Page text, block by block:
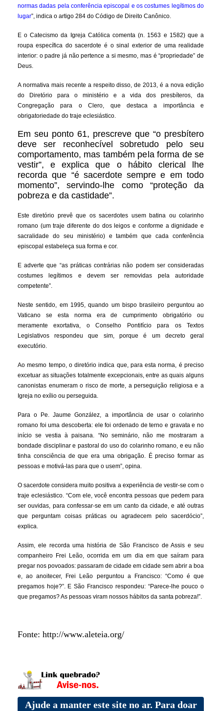
normas dadas pela conferência episcopal e os costumes legítimos do
lugar”, indica o artigo 284 do Código de Direito Canônico.
E o Catecismo da Igreja Católica comenta (n. 1563 e 1582) que a
roupa específica do sacerdote é o sinal exterior de uma realidade
interior: o padre já não pertence a si mesmo, mas é “propriedade” de
Deus.
A normativa mais recente a respeito disso, de 2013, é a nova edição
do Diretório para o ministério e a vida dos presbíteros, da
Congregação para o Clero, que destaca a importância e
obrigatoriedade do traje eclesiástico.
Em seu ponto 61, prescreve que “o presbítero
deve ser reconhecível sobretudo pelo seu
comportamento, mas também pela forma de se
vestir”, e explica que o hábito clerical lhe
recorda que “é sacerdote sempre e em todo
momento”, servindo-lhe como “proteção da
pobreza e da castidade”.
Este diretório prevê que os sacerdotes usem batina ou colarinho
romano (um traje diferente do dos leigos e conforme a dignidade e
sacralidade do seu ministério) e também que cada conferência
episcopal estabeleça sua forma e cor.
E adverte que “as práticas contrárias não podem ser consideradas
costumes legítimos e devem ser removidas pela autoridade
competente”.
Neste sentido, em 1995, quando um bispo brasileiro perguntou ao
Vaticano se esta norma era de cumprimento obrigatório ou
meramente exortativa, o Conselho Pontifício para os Textos
Legislativos respondeu que sim, porque é um decreto geral
executório.
Ao mesmo tempo, o diretório indica que, para esta norma, é preciso
excetuar as situações totalmente excepcionais, entre as quais alguns
canonistas enumeram o risco de morte, a perseguição religiosa e a
Igreja no exílio ou perseguida.
Para o Pe. Jaume González, a importância de usar o colarinho
romano foi uma descoberta: ele foi ordenado de terno e gravata e no
início se vestia à paisana. “No seminário, não me mostraram a
bondade disciplinar e pastoral do uso do colarinho romano, e eu não
tinha consciência de que era uma obrigação. É preciso formar as
pessoas e motivá-las para que o usem”, opina.
O sacerdote considera muito positiva a experiência de vestir-se com o
traje eclesiástico. “Com ele, você encontra pessoas que pedem para
ser ouvidas, para confessar-se em um canto da cidade, e até outras
que perguntam coisas práticas ou agradecem pelo sacerdócio”,
explica.
Assim, ele recorda uma história de São Francisco de Assis e seu
companheiro Frei Leão, ocorrida em um dia em que saíram para
pregar nos povoados: passaram de cidade em cidade sem abrir a boa
e, ao anoitecer, Frei Leão perguntou a Francisco: “Como é que
pregamos hoje?”. E São Francisco respondeu: “Parece-lhe pouco o
que pregamos? As pessoas viram nossos hábitos da santa pobreza!”.
Fonte: http://www.aleteia.org/
Ajude a manter este site no ar. Para doar